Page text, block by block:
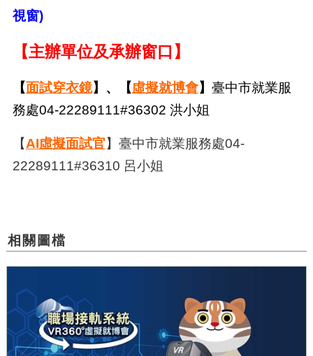
視窗)
【主辦單位及承辦窗口】
【面試穿衣鏡】、【虛擬就博會】 臺中市就業服
務處04-22289111#36302 洪小姐
【AI虛擬面試官】 臺中市就業服務處04-
22289111#36310 呂小姐
相關圖檔